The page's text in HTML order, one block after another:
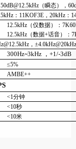
（瞬态），
：11KOF3E，20kHz：
12.5kHz（仅数据）：
12.5kHz（数据+话音）：
，
300Hz~3kHz ，+1/-3dB
≤5%
AMBE++
<1分钟
<10秒
<10米